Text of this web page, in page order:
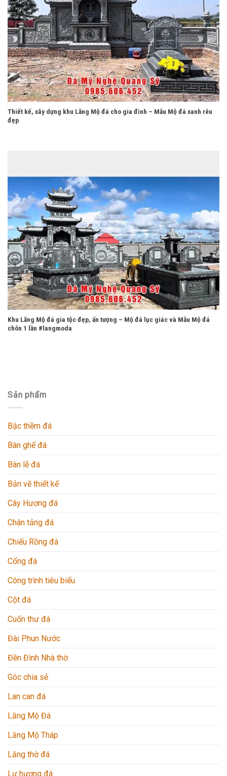
Thiết kế, xây dựng khu Lăng Mộ đá cho gia đình – Mẫu Mộ đá xanh rêu
đẹp
Khu Lăng Mộ đá gia tộc đẹp, ấn tượng – Mộ đá lục giác và Mẫu Mộ đá
chôn 1 lần #langmoda
Sản phẩm
Bậc thềm đá
Bàn ghế đá
Bàn lễ đá
Bản vẽ thiết kế
Cây Hương đá
Chân tảng đá
Chiếu Rồng đá
Cổng đá
Công trình tiêu biểu
Cột đá
Cuốn thư đá
Đài Phun Nước
Đền Đình Nhà thờ
Góc chia sẻ
Lan can đá
Lăng Mộ Đá
Lăng Mộ Tháp
Lăng thờ đá
Lư hương đá